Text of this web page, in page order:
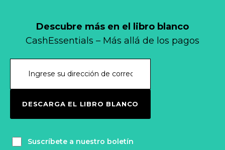
Descubre más en el libro blanco
CashEssentials – Más allá de los pagos
DESCARGA EL LIBRO BLANCO
Suscríbete a nuestro boletín